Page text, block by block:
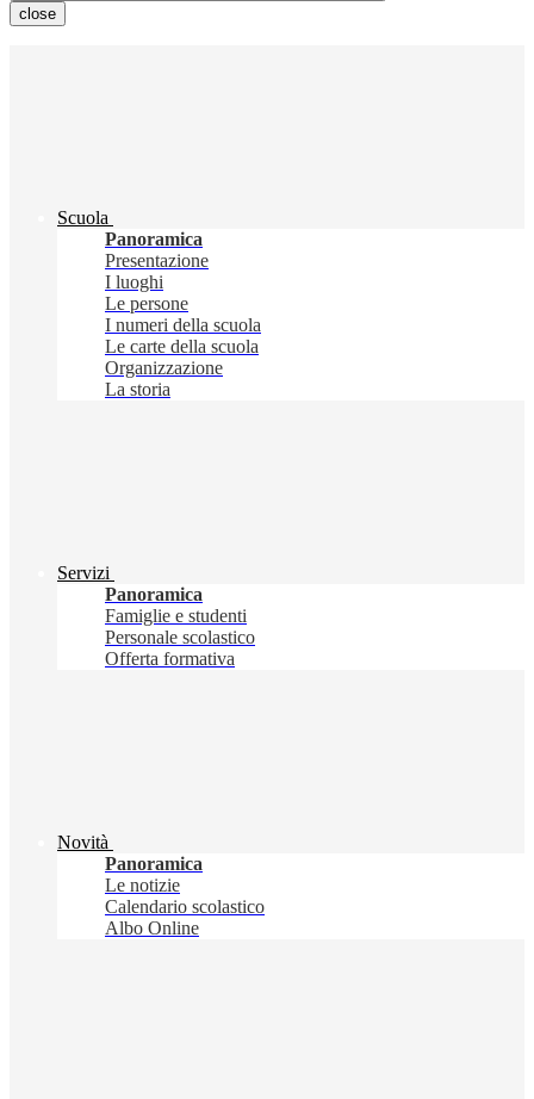
close
Scuola
Panoramica
Presentazione
I luoghi
Le persone
I numeri della scuola
Le carte della scuola
Organizzazione
La storia
Servizi
Panoramica
Famiglie e studenti
Personale scolastico
Offerta formativa
Novità
Panoramica
Le notizie
Calendario scolastico
Albo Online